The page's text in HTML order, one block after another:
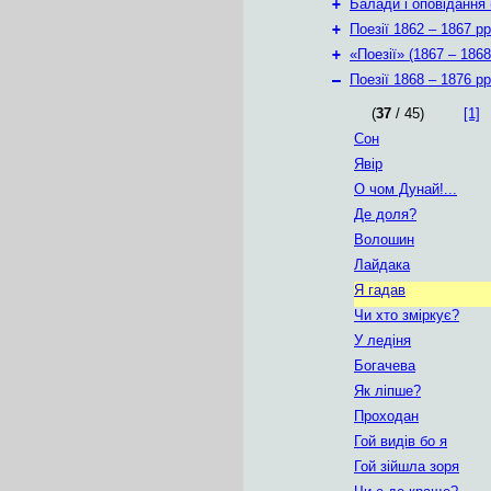
+
Балади і
+
Поезії 1862 – 1867
+ «Поезії» (1867 –
–
Поезії 1868 – 1876
(37 / 45)
[1]
Сон
Явір
О чом Дунай!...
Де доля?
Волошин
Лайдака
Я гадав
Чи хто зміркує?
У ледіня
Богачева
Як ліпше?
Проходан
Гой видів бо я
Гой зійшла зоря